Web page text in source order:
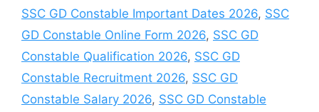
SSC GD Constable Important Dates 2026, SSC
GD Constable Online Form 2026, SSC GD
Constable Qualification 2026, SSC GD
Constable Recruitment 2026, SSC GD
Constable Salary 2026, SSC GD Constable